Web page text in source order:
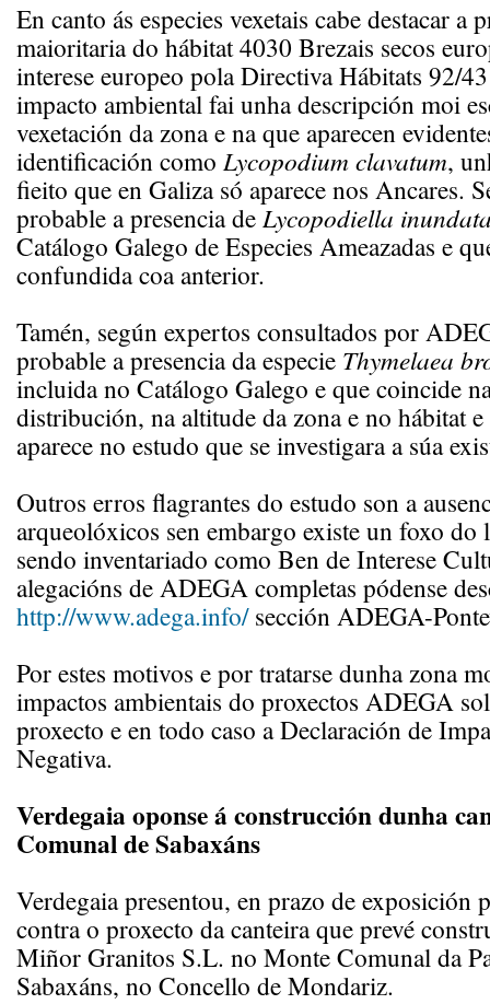
En canto ás especies vexetais cabe destacar a
maioritaria do hábitat 4030 Brezais secos
interese europeo pola Directiva Hábitats 92/
impacto ambiental fai unha descripción moi
vexetación da zona e na que aparecen
identificación como Lycopodium clavatum,
fieito que en Galiza só aparece nos Ancares.
probable a presencia de Lycopodiella
Catálogo Galego de Especies Ameazadas e
confundida coa anterior.
Tamén, según expertos consultados por
probable a presencia da especie Thymelaea
incluida no Catálogo Galego e que coincide
distribución, na altitude da zona e no hábitat
aparece no estudo que se investigara a súa
Outros erros flagrantes do estudo son a
arqueolóxicos sen embargo existe un foxo do
sendo inventariado como Ben de Interese
alegacións de ADEGA completas pódense
http://www.adega.info/sección ADEGA-
Por estes motivos e por tratarse dunha zona
impactos ambientais do proxectos ADEGA
proxecto e en todo caso a Declaración de
Negativa.
Verdegaia oponse á construcción dunha
Comunal de Sabaxáns
Verdegaia presentou, en prazo de exposición
contra o proxecto da canteira que prevé
Miñor Granitos S.L. no Monte Comunal da
Sabaxáns, no Concello de Mondariz.